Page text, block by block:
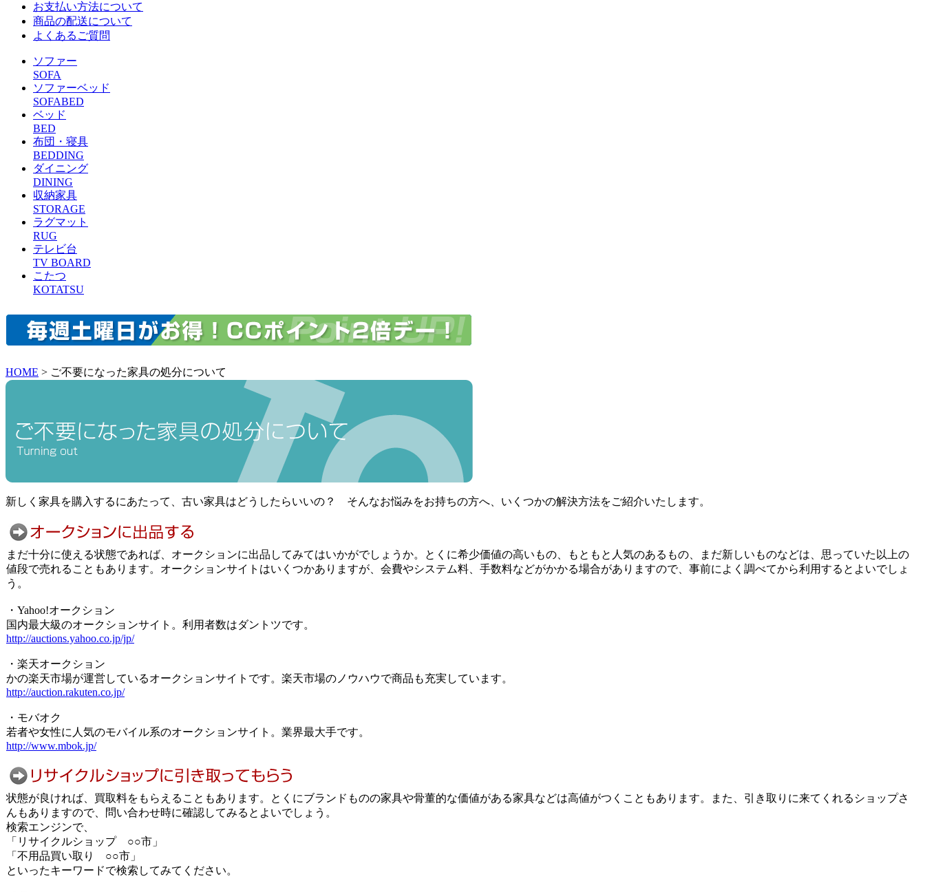
お支払い方法について
商品の配送について
よくあるご質問
ソファー
SOFA
ソファーベッド
SOFABED
ベッド
BED
布団・寝具
BEDDING
ダイニング
DINING
収納家具
STORAGE
ラグマット
RUG
テレビ台
TV BOARD
こたつ
KOTATSU
HOME > ご不要になった家具の処分について
新しく家具を購入するにあたって、古い家具はどうしたらいいの？ そんなお悩みをお持ちの方へ、いくつかの解決方法をご紹介いたします。
まだ十分に使える状態であれば、オークションに出品してみてはいかがでしょうか。とくに希少価値の高いもの、もともと人気のあるもの、まだ新しいものなどは、思っていた以上の
値段で売れることもあります。オークションサイトはいくつかありますが、会費やシステム料、手数料などがかかる場合がありますので、事前によく調べてから利用するとよいでしょ
う。
・Yahoo!オークション
国内最大級のオークションサイト。利用者数はダントツです。
http://auctions.yahoo.co.jp/jp/
・楽天オークション
かの楽天市場が運営しているオークションサイトです。楽天市場のノウハウで商品も充実しています。
http://auction.rakuten.co.jp/
・モバオク
若者や女性に人気のモバイル系のオークションサイト。業界最大手です。
http://www.mbok.jp/
状態が良ければ、買取料をもらえることもあります。とくにブランドものの家具や骨董的な価値がある家具などは高値がつくこともあります。また、引き取りに来てくれるショップさ
んもありますので、問い合わせ時に確認してみるとよいでしょう。
検索エンジンで、
「リサイクルショップ ○○市」
「不用品買い取り ○○市」
といったキーワードで検索してみてください。